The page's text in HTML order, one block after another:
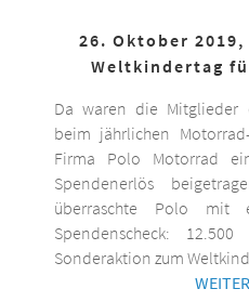
26. Oktober
Weltkindertag
Da waren die Mitglieder
beim jährlichen
Firma Polo Motorrad
Spendenerlös
überraschte Polo mit
Spendenscheck:
Sonderaktion zum